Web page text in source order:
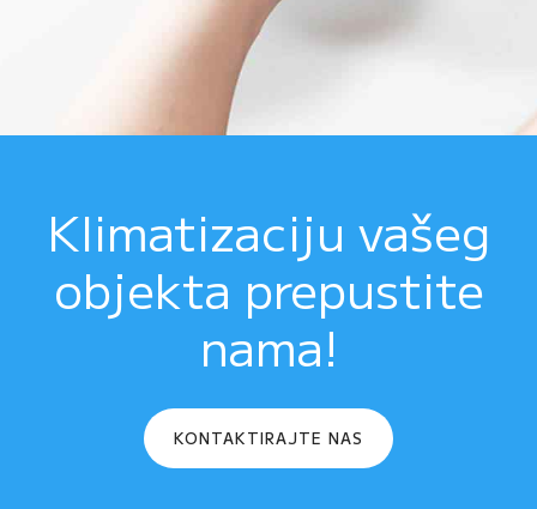
Klimatizaciju vašeg
objekta prepustite
nama!
KONTAKTIRAJTE NAS